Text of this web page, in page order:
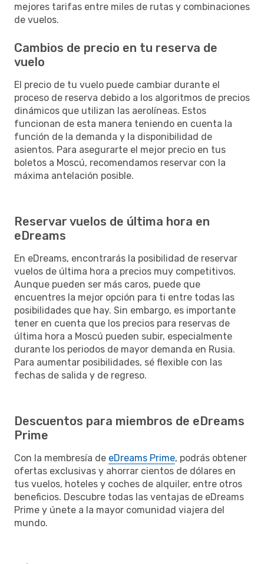
mejores tarifas entre miles de rutas y combinaciones
de vuelos.
Cambios de precio en tu reserva de
vuelo
El precio de tu vuelo puede cambiar durante el
proceso de reserva debido a los algoritmos de precios
dinámicos que utilizan las aerolíneas. Estos
funcionan de esta manera teniendo en cuenta la
función de la demanda y la disponibilidad de
asientos. Para asegurarte el mejor precio en tus
boletos a Moscú, recomendamos reservar con la
máxima antelación posible.
Reservar vuelos de última hora en
eDreams
En eDreams, encontrarás la posibilidad de reservar
vuelos de última hora a precios muy competitivos.
Aunque pueden ser más caros, puede que
encuentres la mejor opción para ti entre todas las
posibilidades que hay. Sin embargo, es importante
tener en cuenta que los precios para reservas de
última hora a Moscú pueden subir, especialmente
durante los periodos de mayor demanda en Rusia.
Para aumentar posibilidades, sé flexible con las
fechas de salida y de regreso.
Descuentos para miembros de eDreams
Prime
Con la membresía de eDreams Prime, podrás obtener
ofertas exclusivas y ahorrar cientos de dólares en
tus vuelos, hoteles y coches de alquiler, entre otros
beneficios. Descubre todas las ventajas de eDreams
Prime y únete a la mayor comunidad viajera del
mundo.